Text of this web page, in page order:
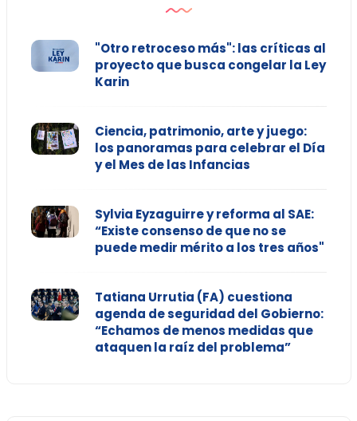
"Otro retroceso más": las críticas al
proyecto que busca congelar la Ley
Karin
Ciencia, patrimonio, arte y juego:
los panoramas para celebrar el Día
y el Mes de las Infancias
Sylvia Eyzaguirre y reforma al SAE:
“Existe consenso de que no se
puede medir mérito a los tres años"
Tatiana Urrutia (FA) cuestiona
agenda de seguridad del Gobierno:
“Echamos de menos medidas que
ataquen la raíz del problema”